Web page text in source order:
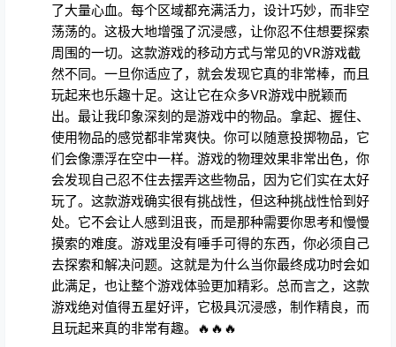
了大量心血。每个区域都充满活力，设计巧妙，而非空
荡荡的。这极大地增强了沉浸感，让你忍不住想要探索
周围的一切。这款游戏的移动方式与常见的VR游戏截
然不同。一旦你适应了，就会发现它真的非常棒，而且
玩起来也乐趣十足。这让它在众多VR游戏中脱颖而
出。最让我印象深刻的是游戏中的物品。拿起、握住、
使用物品的感觉都非常爽快。你可以随意投掷物品，它
们会像漂浮在空中一样。游戏的物理效果非常出色，你
会发现自己忍不住去摆弄这些物品，因为它们实在太好
玩了。这款游戏确实很有挑战性，但这种挑战性恰到好
处。它不会让人感到沮丧，而是那种需要你思考和慢慢
摸索的难度。游戏里没有唾手可得的东西，你必须自己
去探索和解决问题。这就是为什么当你最终成功时会如
此满足，也让整个游戏体验更加精彩。总而言之，这款
游戏绝对值得五星好评，它极具沉浸感，制作精良，而
且玩起来真的非常有趣。🔥🔥🔥